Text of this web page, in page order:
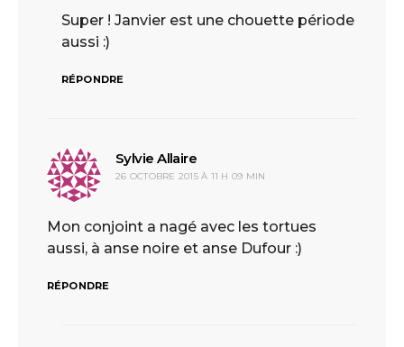
Super ! Janvier est une chouette période
aussi :)
RÉPONDRE
Sylvie Allaire
26 OCTOBRE 2015 À 11 H 09 MIN
Mon conjoint a nagé avec les tortues
aussi, à anse noire et anse Dufour :)
RÉPONDRE